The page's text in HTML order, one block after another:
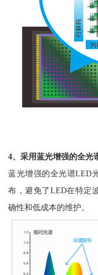
4、采用蓝光增强的全光
蓝光增强的全光谱LED
布，避免了LED在特定
确性和低成本的维护。